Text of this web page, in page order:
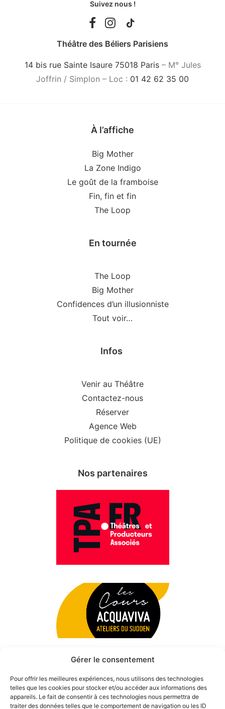
Gérer le consentement
Pour offrir les meilleures expériences, nous utilisons des technologies
telles que les cookies pour stocker et/ou accéder aux informations des
appareils. Le fait de consentir à ces technologies nous permettra de
traiter des données telles que le comportement de navigation ou les ID
Suivez nous !
Théâtre des Béliers Parisiens
14 bis rue Sainte Isaure 75018 Paris– M° Jules
Joffrin / Simplon – Loc : 01 42 62 35 00
À l’affiche
Big Mother
La Zone Indigo
Le goût de la framboise
Fin, fin et fin
The Loop
En tournée
The Loop
Big Mother
Confidences d’un illusionniste
Tout voir…
Infos
Venir au Théâtre
Contactez-nous
Réserver
Agence Web
Politique de cookies (UE)
Nos partenaires